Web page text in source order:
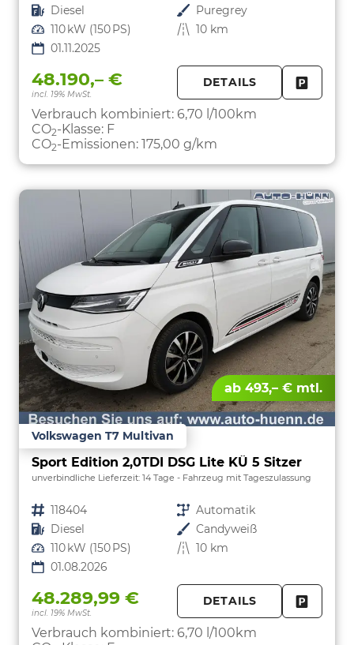
Kraftstoff Diesel Außenfarbe Puregrey
Leistung 110 kW (150 PS) Kilometerstand 10 km
01.11.2025
48.190,– €
incl. 19% MwSt.
DETAILS
Verbrauch kombiniert: 6,70 l/100km
CO2-Klasse: F
CO2-Emissionen: 175,00 g/km
ab 493,– € mtl.
Volkswagen T7 Multivan
Sport Edition 2,0TDI DSG Lite KÜ 5 Sitzer
unverbindliche Lieferzeit: 14 Tage Fahrzeug mit Tageszulassung
Fahrzeugnr. 118404 Getriebe Automatik
Kraftstoff Diesel Außenfarbe Candyweiß
Leistung 110 kW (150 PS) Kilometerstand 10 km
01.08.2026
48.289,99 €
incl. 19% MwSt.
DETAILS
Verbrauch kombiniert: 6,70 l/100km